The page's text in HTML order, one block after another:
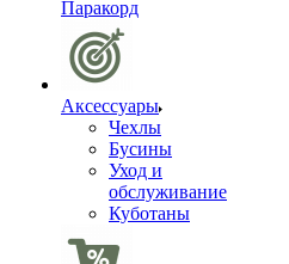
Паракорд
Аксессуары
Чехлы
Бусины
Уход и
обслуживание
Куботаны